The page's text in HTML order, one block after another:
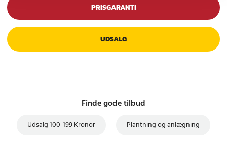
PRISGARANTI
UDSALG
Finde gode tilbud
Udsalg 100-199 Kronor Plantning og anlægning